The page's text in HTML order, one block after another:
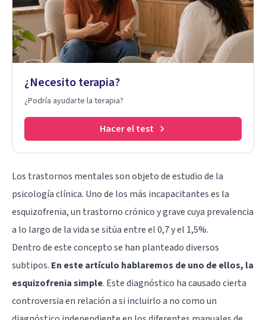
¿Necesito terapia?
¿Podría ayudarte la terapia?
Hacer el test
Los trastornos mentales son objeto de estudio de la
psicología clínica. Uno de los más incapacitantes es la
esquizofrenia, un trastorno crónico y grave cuya prevalencia
a lo largo de la vida se sitúa entre el 0,7 y el 1,5%.
Dentro de este concepto se han planteado diversos
subtipos. En este artículo hablaremos de uno de ellos, la
esquizofrenia simple. Este diagnóstico ha causado cierta
controversia en relación a si incluirlo a no como un